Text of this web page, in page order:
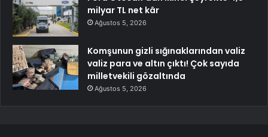
milyar TL net kâr
Ağustos 5, 2026
Komşunun gizli sığınaklarından valiz
valiz para ve altın çıktı! Çok sayıda
milletvekili gözaltında
Ağustos 5, 2026